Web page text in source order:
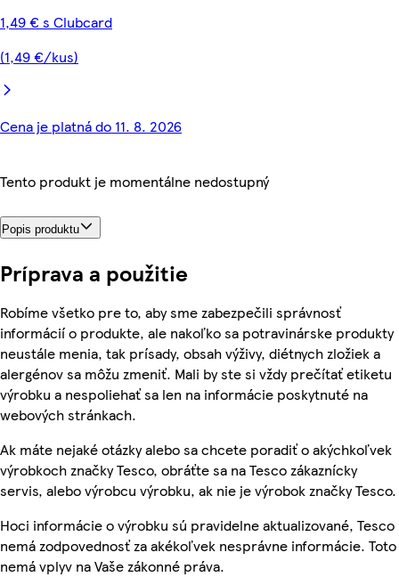
1,49 € s Clubcard
(1,49 €/kus)
Cena je platná do 11. 8. 2026
Tento produkt je momentálne nedostupný
Popis produktu
Príprava a použitie
Robíme všetko pre to, aby sme zabezpečili správnosť
informácií o produkte, ale nakoľko sa potravinárske produkty
neustále menia, tak prísady, obsah výživy, diétnych zložiek a
alergénov sa môžu zmeniť. Mali by ste si vždy prečítať etiketu
výrobku a nespoliehať sa len na informácie poskytnuté na
webových stránkach.
Ak máte nejaké otázky alebo sa chcete poradiť o akýchkoľvek
výrobkoch značky Tesco, obráťte sa na Tesco zákaznícky
servis, alebo výrobcu výrobku, ak nie je výrobok značky Tesco.
Hoci informácie o výrobku sú pravidelne aktualizované, Tesco
nemá zodpovednosť za akékoľvek nesprávne informácie. Toto
nemá vplyv na Vaše zákonné práva.